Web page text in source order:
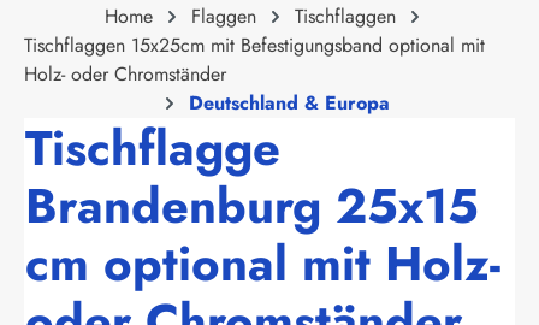
Home Flaggen
Tischflaggen
Tischflaggen 15x25cm mit Befestigungsband optional mit
Holz- oder Chromständer
Deutschland & Europa
Tischflagge
Brandenburg 25x15
cm optional mit Holz-